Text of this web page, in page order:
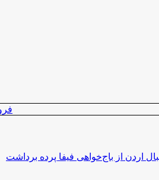
اردن از باج‌خواهی فیفا پرده برداشت